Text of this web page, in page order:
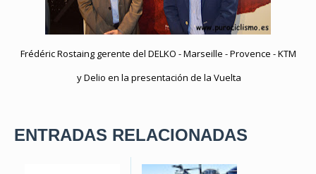
Frédéric Rostaing gerente del DELKO - Marseille - Provence - KTM
y Delio en la presentación de la Vuelta
ENTRADAS RELACIONADAS